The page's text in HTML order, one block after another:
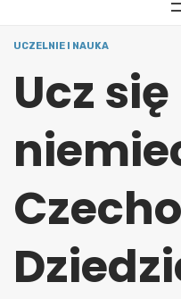
UCZELNIE I NAUKA
Ucz się